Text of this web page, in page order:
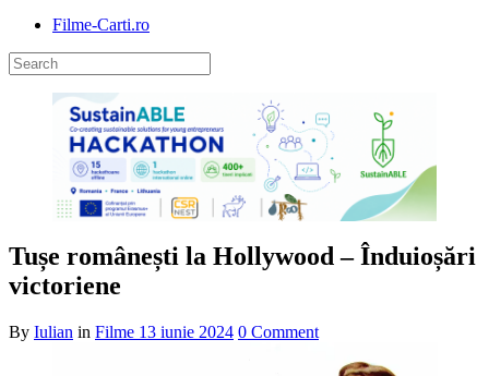
Filme-Carti.ro
Tușe românești la Hollywood – Înduioșări
victoriene
By Iulian in Filme 13 iunie 2024 0 Comment